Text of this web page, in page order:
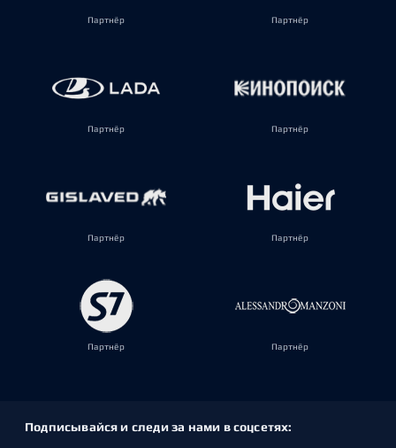
Партнёр Партнёр
Партнёр Партнёр
Партнёр Партнёр
Партнёр Партнёр
Подписывайся и следи за нами в соцсетях: